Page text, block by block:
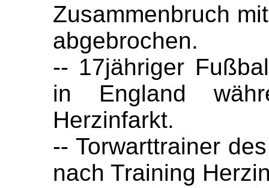
Zusammenbruch
abgebrochen.
-- 17jähriger
in England
Herzinfarkt.
-- Torwarttrainer
nach Training